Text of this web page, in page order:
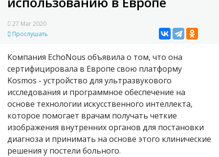
27 Mar 2020
Прослушать
Компания EchoNous объявила о том, что она
сертифицировала в Европе свою платформу
Kosmos - устройство для ультразвукового
исследования и программное обеспечение на
основе технологии искусственного интеллекта,
которое помогает врачам получать четкие
изображения внутренних органов для постановки
диагноза и принимать на основе этого клинические
решения у постели больного.